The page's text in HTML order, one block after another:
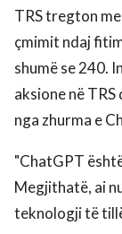
TRS tregton
çmimit ndaj
shumë se 240.
aksione në
nga zhurma e
"ChatGPT
Megjithatë, ai
teknologji të